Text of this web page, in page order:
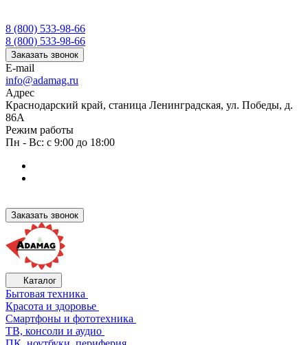
8 (800) 533-98-66
8 (800) 533-98-66
Заказать звонок
E-mail
info@adamag.ru
Адрес
Краснодарский край, станица Ленинградская, ул. Победы, д.
86А
Режим работы
Пн - Вс: с 9:00 до 18:00
Заказать звонок
Каталог
Бытовая техника
Красота и здоровье
Смартфоны и фототехника
ТВ, консоли и аудио